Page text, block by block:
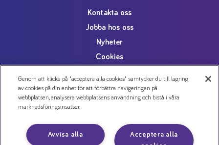
Kontakta oss
Jobba hos oss
Nyheter
Cookies
Genom att klicka på "acceptera alla cookies" samtycker du till lagring
av cookies på din enhet för att förbättra navigeringen på
webbplatsen, analysera webbplatsens användning och bistå i våra
marknadsföringsinsatser.
Acceptera alla
Avvisa alla